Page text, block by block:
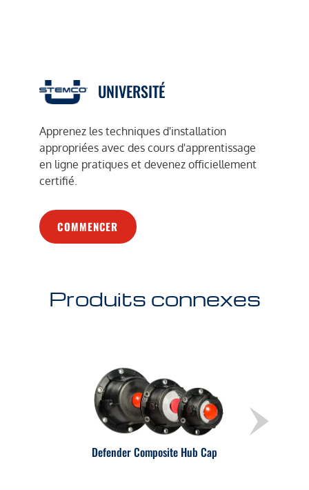
UNIVERSITÉ
Apprenez les techniques d'installation
appropriées avec des cours d'apprentissage
en ligne pratiques et devenez officiellement
certifié.
COMMENCER
Produits connexes
Defender Composite Hub Cap